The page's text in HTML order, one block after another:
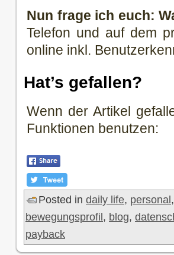
Nun frage ich euch:
Telefon und auf dem
online inkl.
Hat’s gefallen?
Wenn der Artikel
Funktionen benutzen:
Posted in daily life, personal ,
bewegungsprofil , blog,
payback